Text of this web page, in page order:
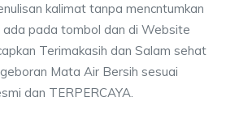
kalimat tanpa mencntumkan
pada tombol dan di Website
Terimakasih dan Salam sehat
Mata Air Bersih sesuai
dan TERPERCAYA.